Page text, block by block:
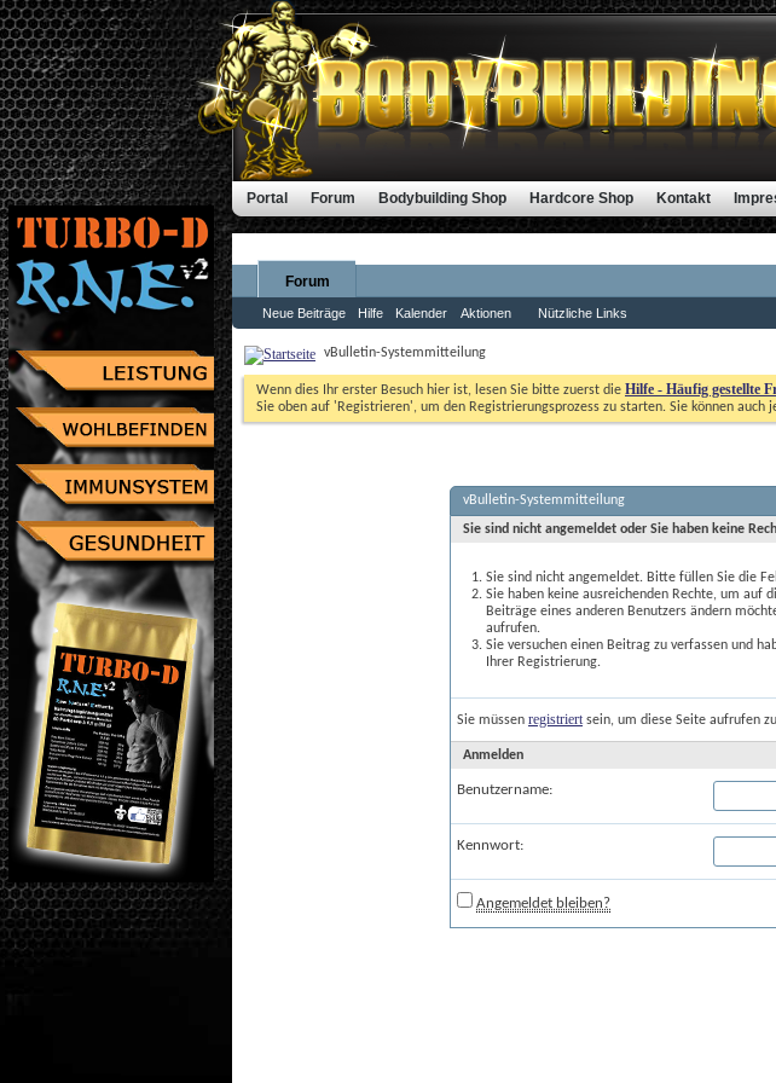
Portal Forum Bodybuilding Shop Hardcore Shop Kontakt
Forum
Neue Beiträge Hilfe Kalender Aktionen Nützliche Links
vBulletin-Systemmitteilung
Wenn dies Ihr erster Besuch hier ist, lesen Sie bitte zuerst die Hilfe - Häufig gestellte
Sie oben auf 'Registrieren', um den Registrierungsprozess zu starten. Sie können
vBulletin-Systemmitteilung
Sie sind nicht angemeldet oder Sie haben keine
Sie sind nicht angemeldet. Bitte füllen Sie die
Sie haben keine ausreichenden Rechte, um auf
Beiträge eines anderen Benutzers ändern
aufrufen.
Sie versuchen einen Beitrag zu verfassen und
Ihrer Registrierung.
Sie müssen registriert sein, um diese Seite aufrufen
Anmelden
Benutzername:
Kennwort:
Angemeldet bleiben?